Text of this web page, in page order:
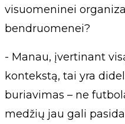
visuomeninei
bendruomenei?
- Manau, įvertinant
kontekstą, tai yra
buriavimas – ne
medžių jau gali